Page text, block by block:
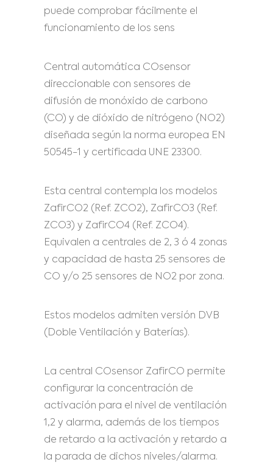
puede comprobar fácilmente el
funcionamiento de los sens
Central automática COsensor
direccionable con sensores de
difusión de monóxido de carbono
(CO) y de dióxido de nitrógeno (NO2)
diseñada según la norma europea EN
50545-1 y certificada UNE 23300.
Esta central contempla los modelos
ZafirCO2 (Ref. ZCO2), ZafirCO3 (Ref.
ZCO3) y ZafirCO4 (Ref. ZCO4).
Equivalen a centrales de 2, 3 ó 4 zonas
y capacidad de hasta 25 sensores de
CO y/o 25 sensores de NO2 por zona.
Estos modelos admiten versión DVB
(Doble Ventilación y Baterías).
La central COsensor ZafirCO permite
configurar la concentración de
activación para el nivel de ventilación
1,2 y alarma, además de los tiempos
de retardo a la activación y retardo a
la parada de dichos niveles/alarma.